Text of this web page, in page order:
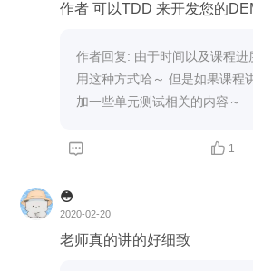
作者 可以TDD 来开发您的
作者回复: 由于时间以及课程
用这种方式哈～ 但是如果课程
加一些单元测试相关的内容～
  1
😳
2020-02-20
老师真的讲的好细致